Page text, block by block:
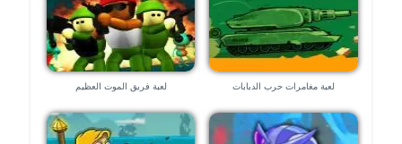
لعبة مغامرات حرب الدبابات لعبة فريق الموت العظيم